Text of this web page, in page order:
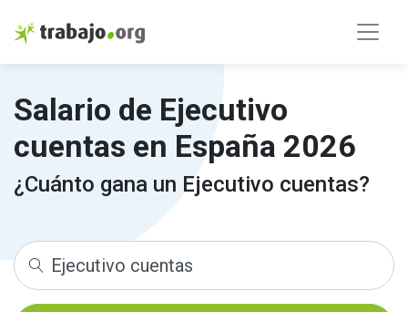
Salario de Ejecutivo
cuentas en España 2026
¿Cuánto gana un Ejecutivo cuentas?